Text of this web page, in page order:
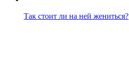
Так стоит ли на ней жениться?